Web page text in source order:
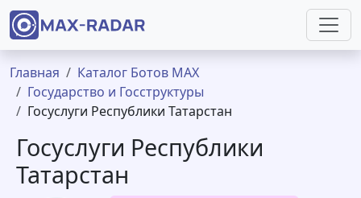
Перейти к основному содержанию
Строка навигации
Главная
Каталог Ботов MAX
Государство и Госструктуры
Госуслуги Республики Татарстан
Госуслуги Республики
Татарстан